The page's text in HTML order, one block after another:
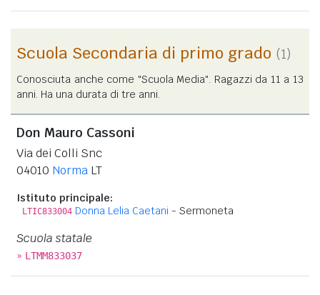
Scuola Secondaria di primo grado (1)
Conosciuta anche come "Scuola Media". Ragazzi da 11 a 13
anni. Ha una durata di tre anni.
Don Mauro Cassoni
Via dei Colli Snc
04010 Norma LT
Istituto principale:
LTIC833004 Donna Lelia Caetani - Sermoneta
Scuola statale
» LTMM833037